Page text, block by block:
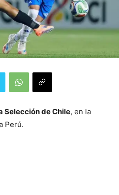
Selección de Chile, en la
Perú.